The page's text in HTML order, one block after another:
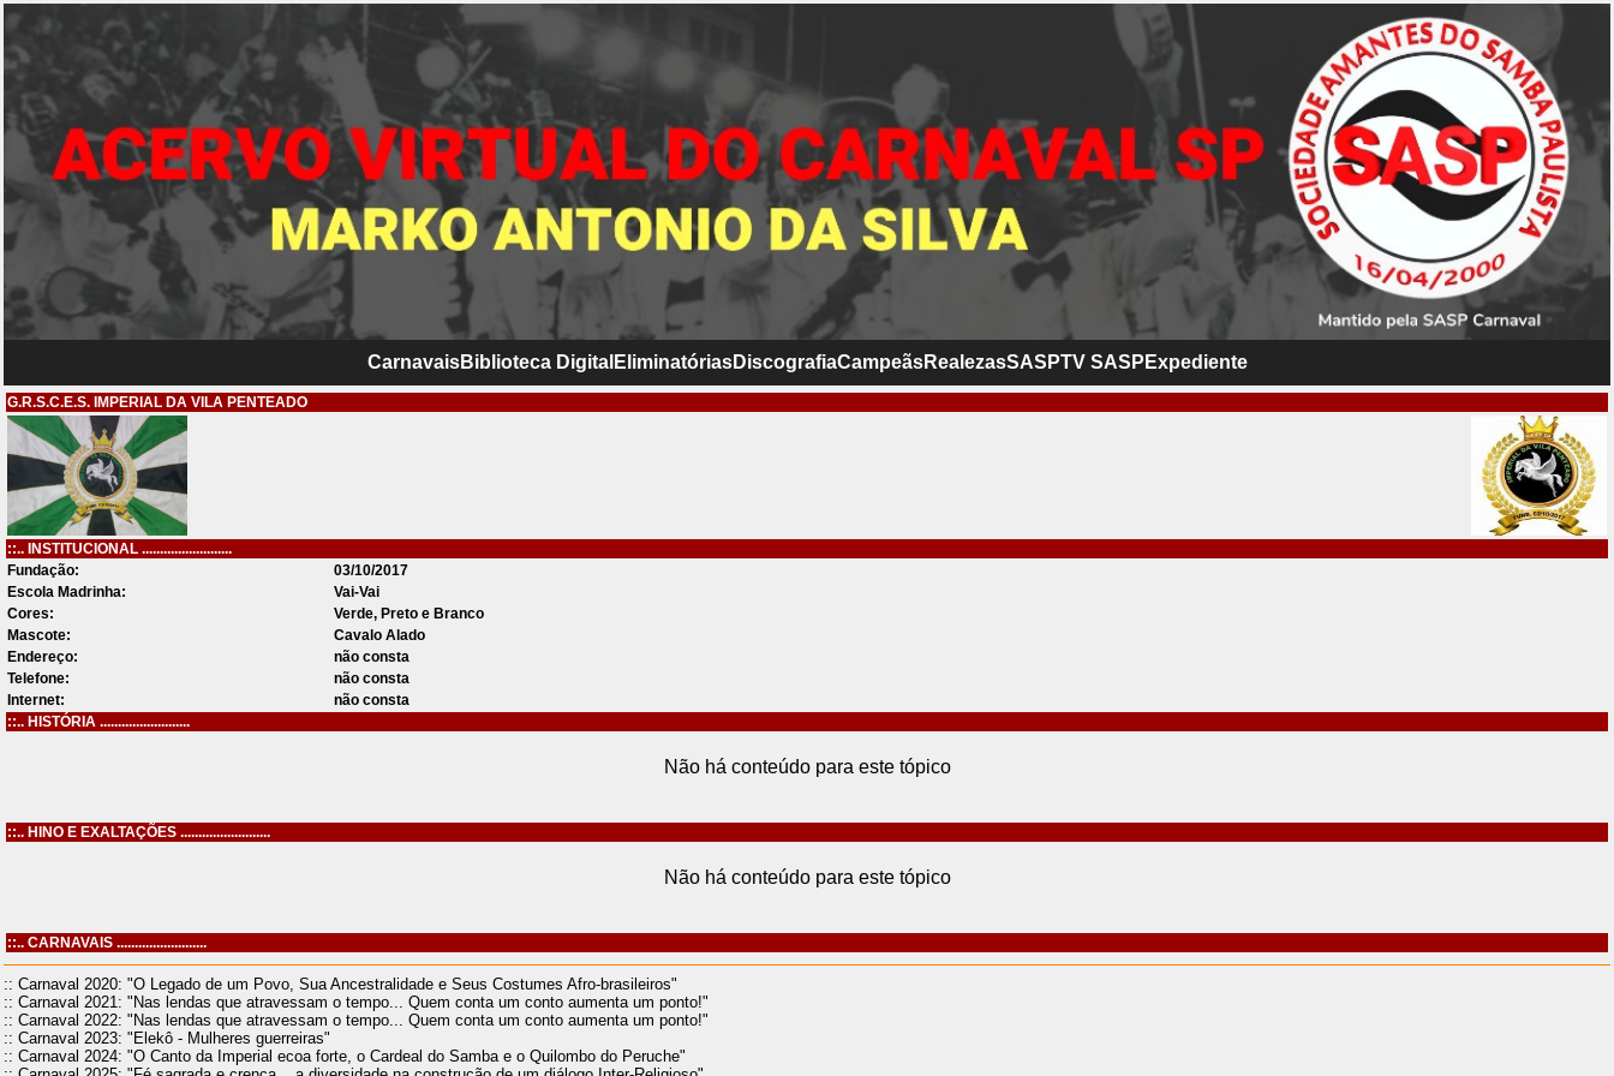
CarnavaisBiblioteca Digital EliminatóriasDiscografiaCampeãsRealezasSASPTV SASP Expediente
G.R.S.C.E.S. IMPERIAL DA VILA PENTEADO
::.. INSTITUCIONAL .........................
Fundação:
03/10/2017
Escola Madrinha:
Vai-Vai
Cores:
Verde, Preto e Branco
Mascote:
Cavalo Alado
Endereço:
não consta
Telefone:
não consta
Internet:
não consta
::.. HISTÓRIA .........................
Não há conteúdo para este tópico
::.. HINO E EXALTAÇÕES .........................
Não há conteúdo para este tópico
::.. CARNAVAIS .........................
:: Carnaval 2020: "O Legado de um Povo, Sua Ancestralidade e Seus Costumes Afro-brasileiros"
:: Carnaval 2021: "Nas lendas que atravessam o tempo... Quem conta um conto aumenta um ponto!"
:: Carnaval 2022: "Nas lendas que atravessam o tempo... Quem conta um conto aumenta um ponto!"
:: Carnaval 2023: "Elekô - Mulheres guerreiras"
:: Carnaval 2024: "O Canto da Imperial ecoa forte, o Cardeal do Samba e o Quilombo do Peruche"